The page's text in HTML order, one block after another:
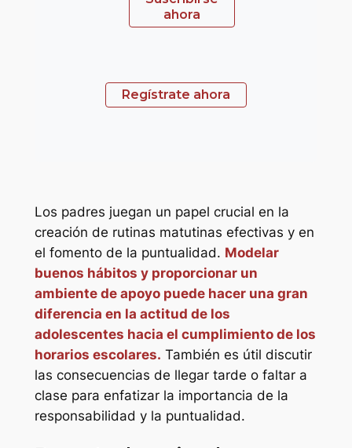
ahora
Regístrate ahora
Los padres juegan un papel crucial en la
creación de rutinas matutinas efectivas y en
el fomento de la puntualidad. Modelar
buenos hábitos y proporcionar un
ambiente de apoyo puede hacer una gran
diferencia en la actitud de los
adolescentes hacia el cumplimiento de los
horarios escolares. También es útil discutir
las consecuencias de llegar tarde o faltar a
clase para enfatizar la importancia de la
responsabilidad y la puntualidad.